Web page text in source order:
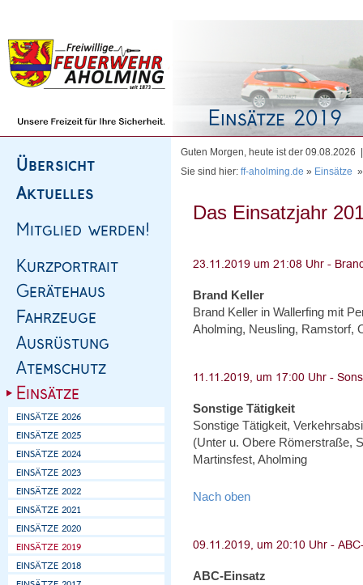
Guten Morgen, heute ist der
Sie sind hier: ff-aholming.de » Einsätze
Das Einsatzjahr
Brand Keller
Brand Keller in Wallerfing mit
Aholming, Neusling, Ramstorf,
Sonstige Tätigkeit
Sonstige Tätigkeit,
(Unter u. Obere Römerstraße,
Martinsfest, Aholming
Nach oben
ABC-Einsatz